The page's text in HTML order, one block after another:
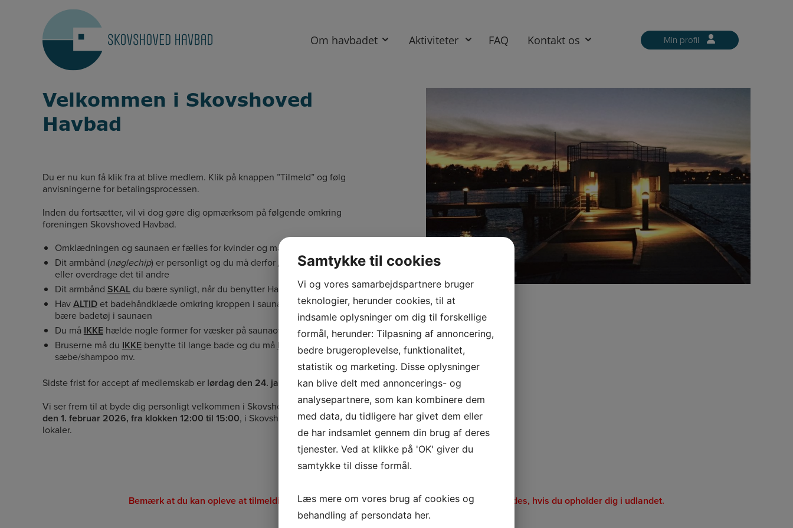
indholdet
Om havbadet Aktiviteter FAQ Kontakt os Min profil
Velkommen i Skovshoved
Havbad
Du er nu kun få klik fra at blive medlem. Klik på knappen ”Tilmeld” og følg
anvisningerne for betalingsprocessen.
Inden du fortsætter, vil vi dog gøre dig opmærksom på følgende omkring
foreningen Skovshoved Havbad.
Omklædningen og saunaen er fælles for kvinder og mænd
Dit armbånd (nøglechip) er personligt og du må derforALDRIGlåne det ud
eller overdrage det til andre
Dit armbånd SKALdu bære synligt, når du benytter Havbadet
HavALTIDet badehåndklæde omkring kroppen i saunaen – du måIKKE
bære badetøj i saunaen
Du må IKKEhælde nogle former for væsker på saunaovnen
Bruserne må du IKKEbenytte til lange bade og du må IKKE bruge
sæbe/shampoo mv.
Sidste frist for accept af medlemskab er lørdag den 24. januar 2026.
Vi ser frem til at byde dig personligt velkommen i Skovshoved Havbad,søndag
den 1. februar 2026, fra klokken 12:00 til 15:00, i Skovshoved Vandskiklub’s
lokaler.
Bemærk at du kan opleve at tilmeldings- og betalingmodulet ikke vises eller ikke kan anvendes, hvis du opholder dig i udlandet.
Samtykke til cookies
Vi og vores samarbejdspartnere bruger
teknologier, herunder cookies, til at
indsamle oplysninger om dig til forskellige
formål, herunder: Tilpasning af annoncering,
bedre brugeroplevelse, funktionalitet,
statistik og marketing. Disse oplysninger
kan blive delt med annoncerings- og
analysepartnere, som kan kombinere dem
med data, du tidligere har givet dem eller
de har indsamlet gennem din brug af deres
tjenester. Ved at klikke på 'OK' giver du
samtykke til disse formål.
Læs mere om vores brug af cookies og
behandling af persondata her.